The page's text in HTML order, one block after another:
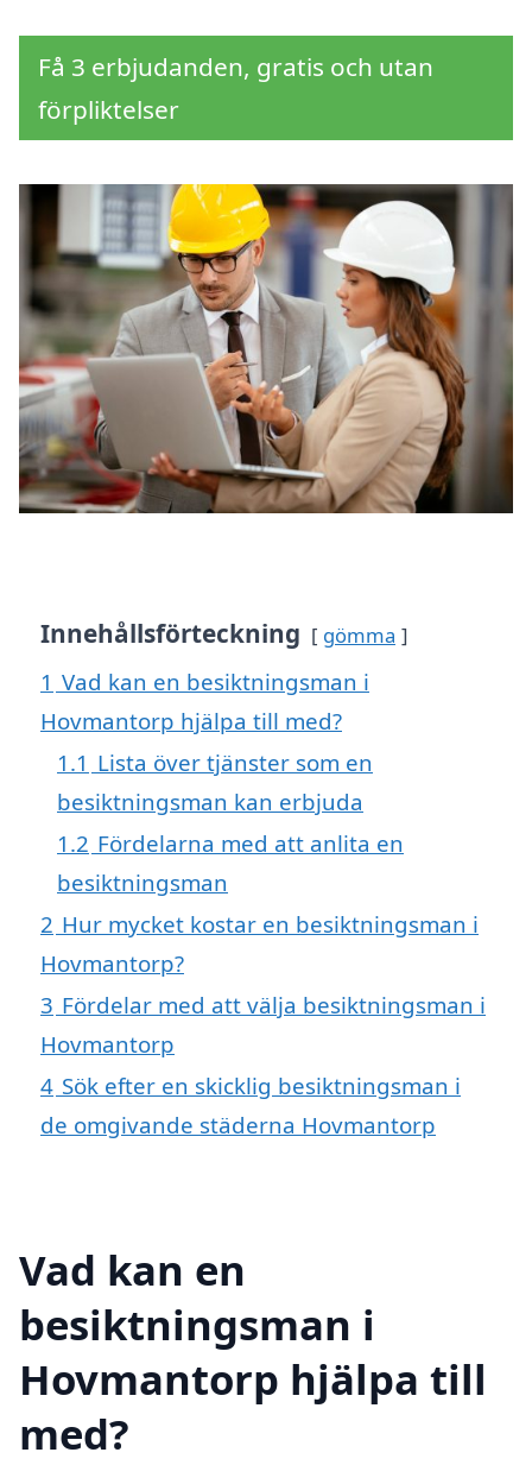
Få 3 erbjudanden, gratis och utan
förpliktelser
Innehållsförteckning gömma
1 Vad kan en besiktningsman i
Hovmantorp hjälpa till med?
1.1 Lista över tjänster som en
besiktningsman kan erbjuda
1.2 Fördelarna med att anlita en
besiktningsman
2 Hur mycket kostar en besiktningsman i
Hovmantorp?
3 Fördelar med att välja besiktningsman i
Hovmantorp
4 Sök efter en skicklig besiktningsman i
de omgivande städerna Hovmantorp
Vad kan en
besiktningsman i
Hovmantorp hjälpa till
med?